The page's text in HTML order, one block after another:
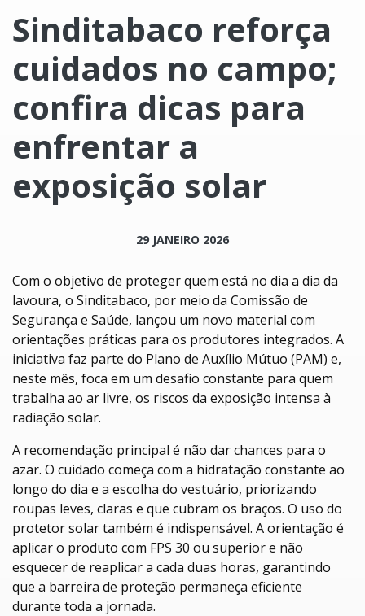
Sinditabaco reforça
cuidados no campo;
confira dicas para
enfrentar a
exposição solar
29 JANEIRO 2026
Com o objetivo de proteger quem está no dia a dia da
lavoura, o Sinditabaco, por meio da Comissão de
Segurança e Saúde, lançou um novo material com
orientações práticas para os produtores integrados. A
iniciativa faz parte do Plano de Auxílio Mútuo (PAM) e,
neste mês, foca em um desafio constante para quem
trabalha ao ar livre, os riscos da exposição intensa à
radiação solar.
A recomendação principal é não dar chances para o
azar. O cuidado começa com a hidratação constante ao
longo do dia e a escolha do vestuário, priorizando
roupas leves, claras e que cubram os braços. O uso do
protetor solar também é indispensável. A orientação é
aplicar o produto com FPS 30 ou superior e não
esquecer de reaplicar a cada duas horas, garantindo
que a barreira de proteção permaneça eficiente
durante toda a jornada.